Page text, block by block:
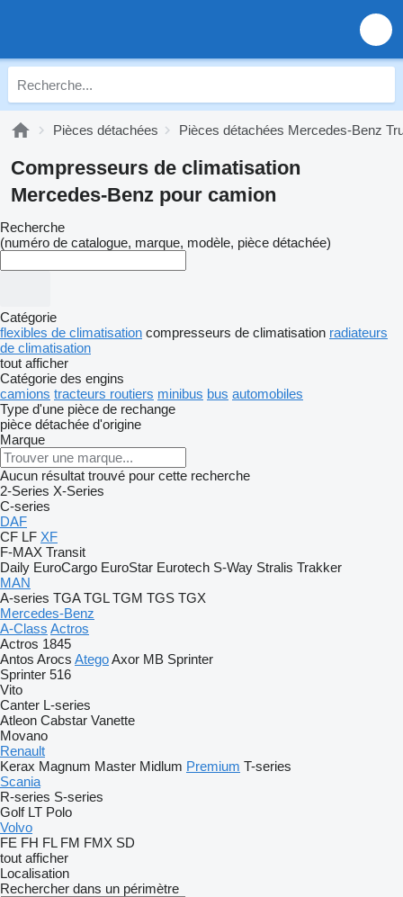
Pièces détachées Pièces détachées Mercedes-Benz
Compresseurs de climatisation
Mercedes-Benz pour camion
Recherche
(numéro de catalogue, marque, modèle, pièce détachée)
Catégorie
flexibles de climatisation compresseurs de climatisation radiateurs
de climatisation
tout afficher
Catégorie des engins
camions tracteurs routiers minibus bus automobiles
Type d'une pièce de rechange
pièce détachée d'origine
Marque
Aucun résultat trouvé pour cette recherche
2-Series X-Series
C-series
DAF
CF LF XF
F-MAX Transit
Daily EuroCargo EuroStar Eurotech S-Way Stralis Trakker
MAN
A-series TGA TGL TGM TGS TGX
Mercedes-Benz
A-Class Actros
Actros 1845
Antos Arocs AtegoAxor MB Sprinter
Sprinter 516
Vito
Canter L-series
Atleon Cabstar Vanette
Movano
Renault
Kerax Magnum Master Midlum Premium T-series
Scania
R-series S-series
Golf LT Polo
Volvo
FE FH FL FM FMX SD
tout afficher
Localisation
Rechercher dans un périmètre